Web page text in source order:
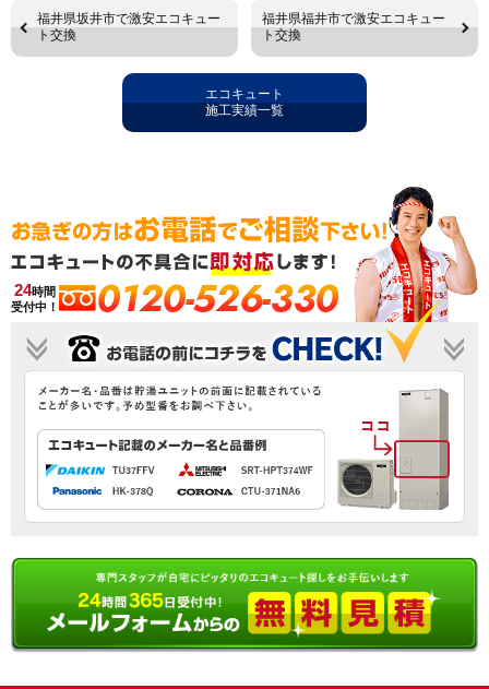
福井県坂井市で激安エコキュー
ト交換
福井県福井市で激安エコキュー
ト交換
エコキュート
施工実績一覧
24時間
受付中！
0120-526-330